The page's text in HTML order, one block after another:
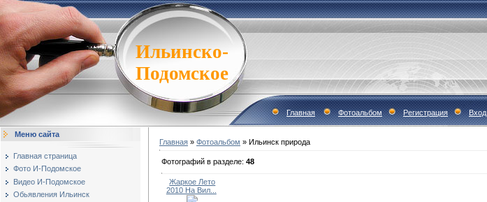
Ильинско-
Подомское
Главная Фотоальбом Регистрация Вход
Меню сайта
Главная страница
Фото И-Подомское
Видео И-Подомское
Обьявления Ильинск
Главная » Фотоальбом » Ильинск природа
Фотографий в разделе: 48
Жаркое Лето
2010 На Вил...